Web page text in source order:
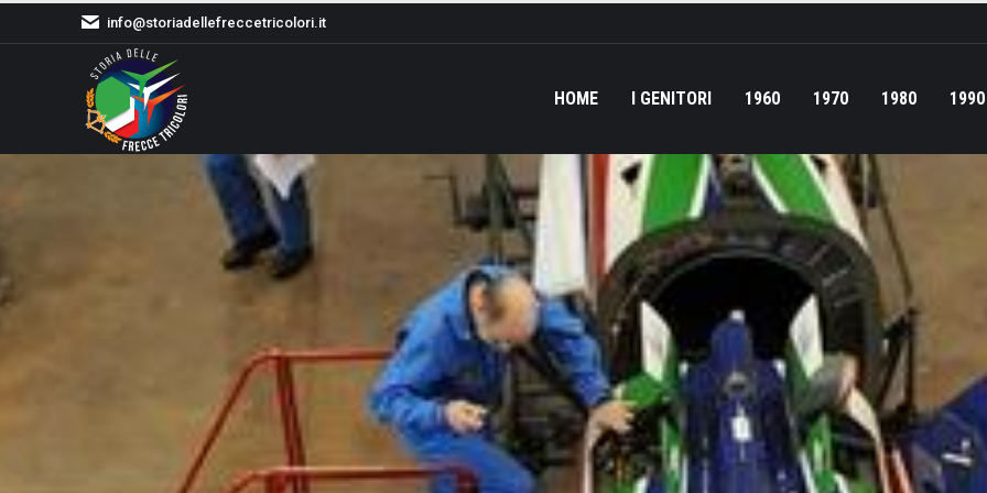
info@storiadellefreccetricolori.it
HOME I GENITORI 1960 1970 1980 1990